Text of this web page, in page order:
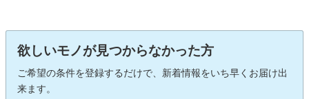
欲しいモノが見つからなかった方
ご希望の条件を登録するだけで、新着情報をいち早くお届け出
来ます。